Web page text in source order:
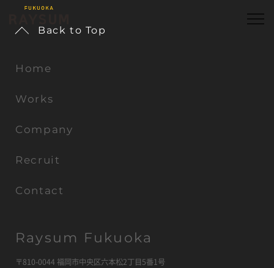
Home
Works
Company
Recruit
Contact
Raysum Fukuoka
〒810-0044 福岡市中央区六本松2丁目5番1号
Back to Top